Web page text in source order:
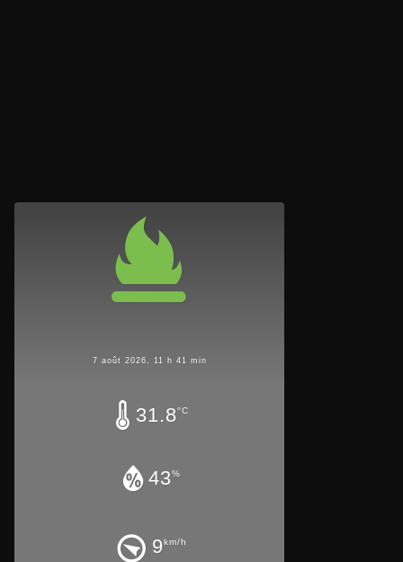
7 août 2026, 11 h 41 min
31.8°C
43%
9km/h